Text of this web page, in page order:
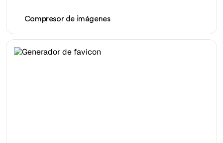
Compresor de imágenes